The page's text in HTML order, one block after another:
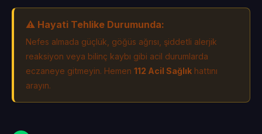
⚠️ Hayati Tehlike Durumunda:
Nefes almada güçlük, göğüs ağrısı, şiddetli alerjik
reaksiyon veya bilinç kaybı gibi acil durumlarda
eczaneye gitmeyin. Hemen 112 Acil Sağlık hattını
arayın.